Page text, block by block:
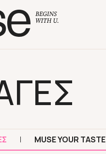
MUSE YOUR TASTE